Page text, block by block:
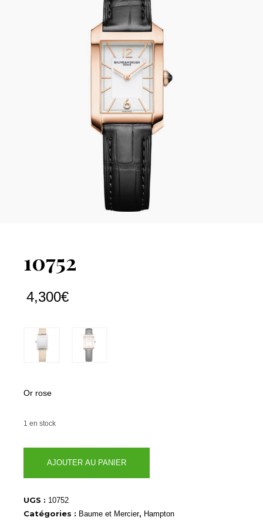
10752
4,300€
Or rose
1 en stock
10752
AJOUTER AU PANIER
UGS : 10752
Catégories : Baume et Mercier, Hampton